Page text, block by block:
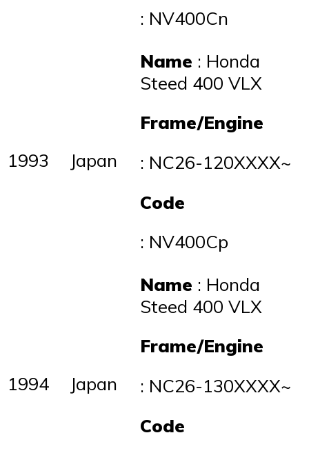
: NV400Cn
1993 Japan
Name : Honda
Steed 400 VLX
Frame/Engine
: NC26-120XXXX~
Code
: NV400Cp
1994 Japan
Name : Honda
Steed 400 VLX
Frame/Engine
: NC26-130XXXX~
Code